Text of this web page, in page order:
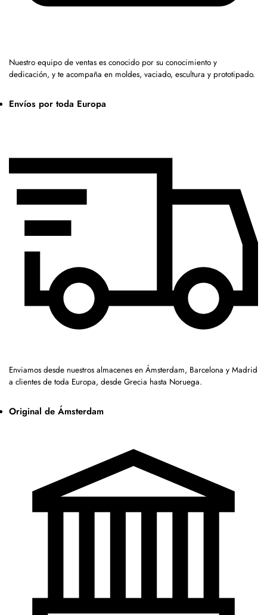
Nuestro equipo de ventas es conocido por su conocimiento y
dedicación, y te acompaña en moldes, vaciado, escultura y prototipado.
Envíos por toda Europa
Enviamos desde nuestros almacenes en Ámsterdam, Barcelona y Madrid
a clientes de toda Europa, desde Grecia hasta Noruega.
Original de Ámsterdam